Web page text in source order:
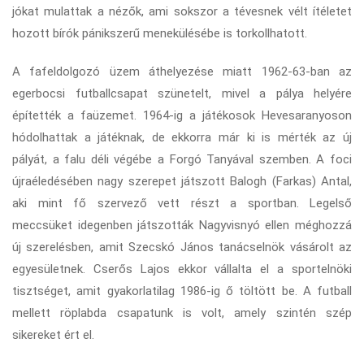
jókat mulattak a nézők, ami sokszor a tévesnek vélt ítéletet
hozott bírók pánikszerű menekülésébe is torkollhatott.
A fafeldolgozó üzem áthelyezése miatt 1962-63-ban az
egerbocsi futballcsapat szünetelt, mivel a pálya helyére
építették a faüzemet. 1964-ig a játékosok Hevesaranyoson
hódolhattak a játéknak, de ekkorra már ki is mérték az új
pályát, a falu déli végébe a Forgó Tanyával szemben. A foci
újraéledésében nagy szerepet játszott Balogh (Farkas) Antal,
aki mint fő szervező vett részt a sportban. Legelső
meccsüket idegenben játszották Nagyvisnyó ellen méghozzá
új szerelésben, amit Szecskó János tanácselnök vásárolt az
egyesületnek. Cserős Lajos ekkor vállalta el a sportelnöki
tisztséget, amit gyakorlatilag 1986-ig ő töltött be. A futball
mellett röplabda csapatunk is volt, amely szintén szép
sikereket ért el.